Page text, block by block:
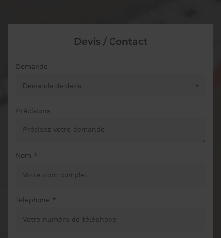
Devis / Contact
Demande
Précisions
Nom *
Téléphone *